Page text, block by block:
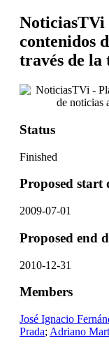
NoticiasTVi
contenidos
través de
Status
Finished
Proposed start
2009-07-01
Proposed end
2010-12-31
Members
José Ignacio
Prada; Adriano